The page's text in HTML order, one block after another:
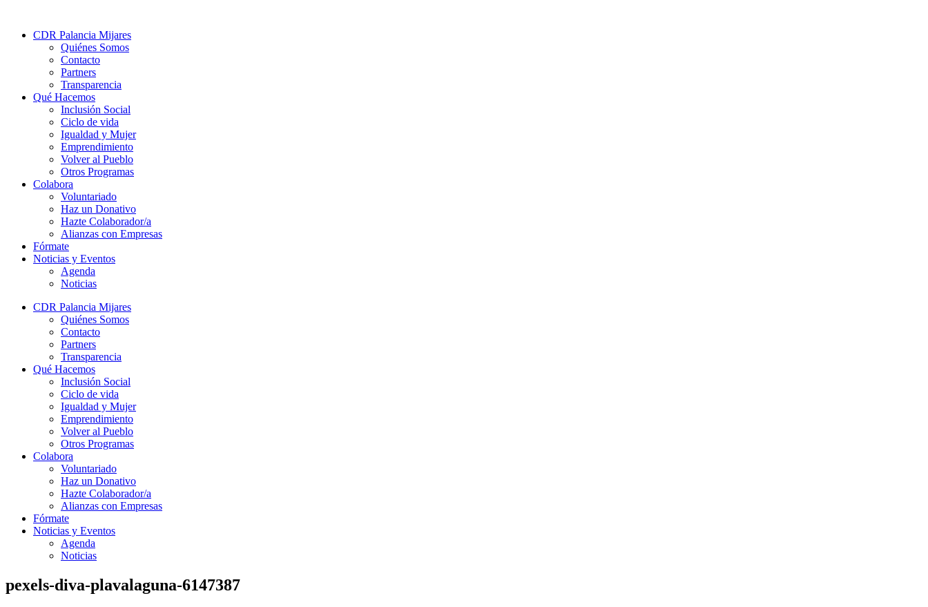
CDR Palancia Mijares
Quiénes Somos
Contacto
Partners
Transparencia
Qué Hacemos
Inclusión Social
Ciclo de vida
Igualdad y Mujer
Emprendimiento
Volver al Pueblo
Otros Programas
Colabora
Voluntariado
Haz un Donativo
Hazte Colaborador/a
Alianzas con Empresas
Fórmate
Noticias y Eventos
Agenda
Noticias
CDR Palancia Mijares
Quiénes Somos
Contacto
Partners
Transparencia
Qué Hacemos
Inclusión Social
Ciclo de vida
Igualdad y Mujer
Emprendimiento
Volver al Pueblo
Otros Programas
Colabora
Voluntariado
Haz un Donativo
Hazte Colaborador/a
Alianzas con Empresas
Fórmate
Noticias y Eventos
Agenda
Noticias
pexels-diva-plavalaguna-6147387